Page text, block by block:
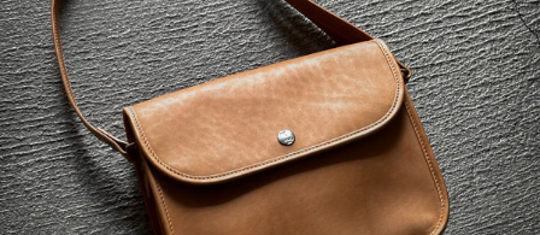
す
る
SHORT WALLET MIDDLE WALLET
ロングウォレット
LONG WALLET
バッグ
BAGS
キャップ・ハット
CAP・HAT
グローブ
革小物その他 レザージャケット
LEATHER JACKET
クロージング
CLOTHING